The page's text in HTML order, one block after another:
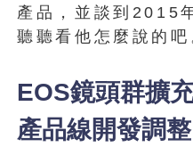
產品，並談到2015
聽聽看他怎麼說的吧
EOS鏡頭群擴
產品線開發調整